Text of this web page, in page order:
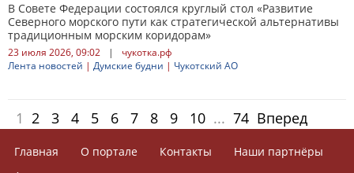
В Совете Федерации состоялся круглый стол «Развитие
Северного морского пути как стратегической альтернативы
традиционным морским коридорам»
23 июля 2026, 09:02 |
чукотка.рф
Лента новостей | Думские будни | Чукотский АО
1 2 3 4 5 6 7 8 9 10 ... 74 Вперед
Главная О портале Контакты
Наши партнёры